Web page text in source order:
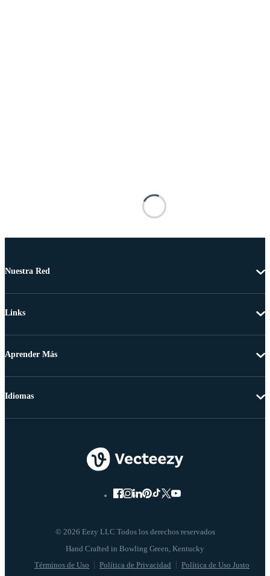
Nuestra Red
Links
Aprender Más
© 2026 Eezy LLC Todos los derechos reservados
Términos de Uso Política de Privacidad Política de Uso Justo
Idiomas